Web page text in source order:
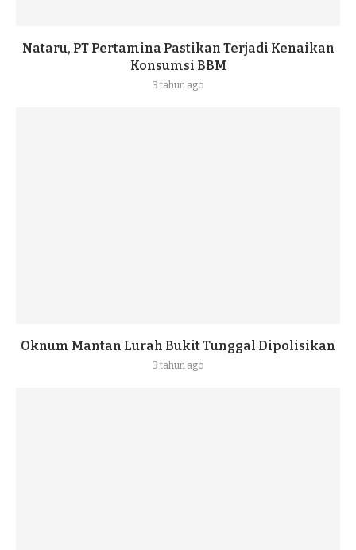
Nataru, PT Pertamina Pastikan Terjadi Kenaikan
Konsumsi BBM
3 tahun ago
Oknum Mantan Lurah Bukit Tunggal Dipolisikan
3 tahun ago